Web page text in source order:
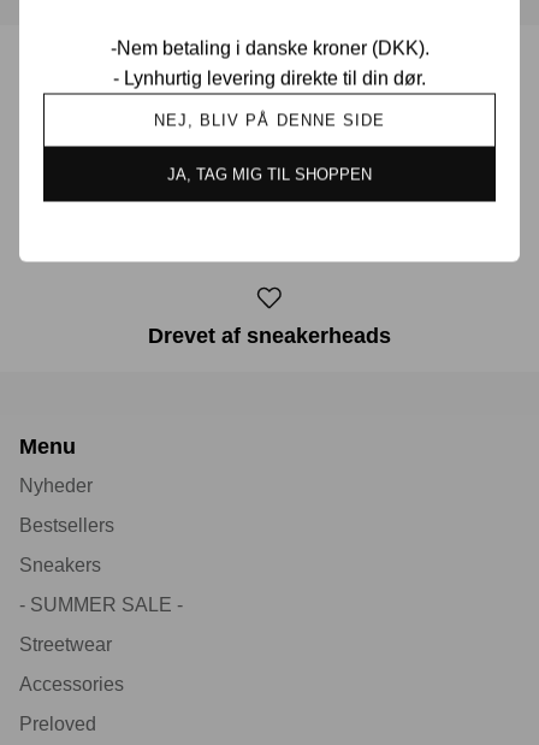
-Nem betaling i danske kroner (DKK).
- Lynhurtig levering direkte til din dør.
NEJ, BLIV PÅ DENNE SIDE
JA, TAG MIG TIL SHOPPEN
Prisgaranti i Danmark
Drevet af sneakerheads
Menu
Nyheder
Bestsellers
Sneakers
- SUMMER SALE -
Streetwear
Accessories
Preloved